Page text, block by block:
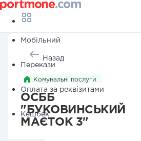
Мобільний
Перекази
Оплата за реквізитами
Кешбек
Назад
Комунальні послуги
ОСББ
"БУКОВИНСЬКИЙ
МАЄТОК 3"